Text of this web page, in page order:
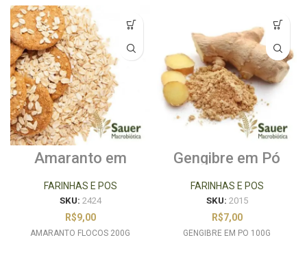
Amaranto em
FARINHAS E POS
SKU: 2424
R$9,00
AMARANTO FLOCOS 200G
Gengibre em Pó
FARINHAS E POS
SKU: 2015
R$7,00
GENGIBRE EM PO 100G